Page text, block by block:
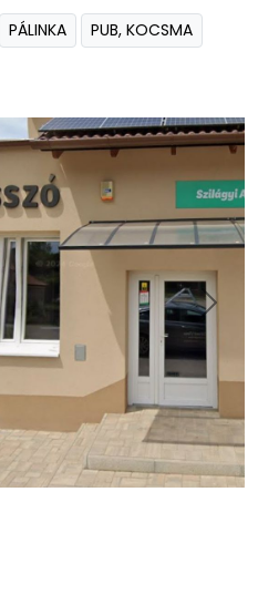
PÁLINKA
PUB, KOCSMA